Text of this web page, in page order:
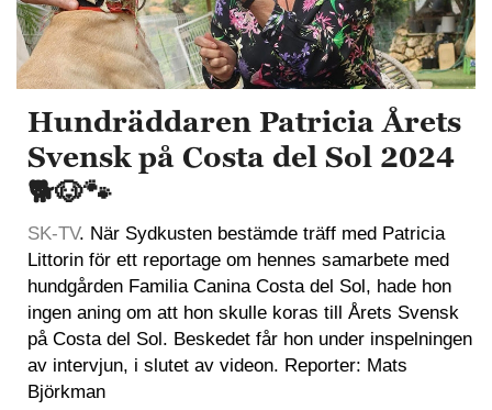
Hundräddaren Patricia Årets
Svensk på Costa del Sol 2024
🐕🐶🐾
SK-TV. När Sydkusten bestämde träff med Patricia
Littorin för ett reportage om hennes samarbete med
hundgården Familia Canina Costa del Sol, hade hon
ingen aning om att hon skulle koras till Årets Svensk
på Costa del Sol. Beskedet får hon under inspelningen
av intervjun, i slutet av videon. Reporter: Mats
Björkman